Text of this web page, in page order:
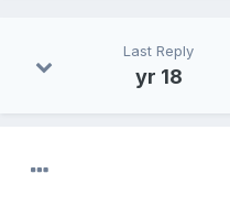
Last Reply
18 yr